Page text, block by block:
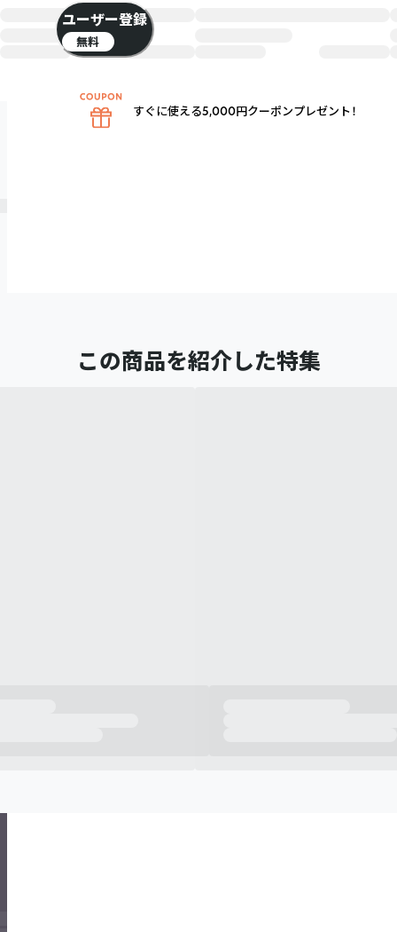
この商品を紹介した特集
ユーザー登録
無料
すぐに使える5,000円クーポンプレゼント！